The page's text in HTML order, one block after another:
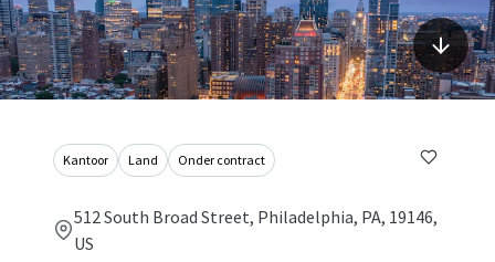
Kantoor Land Onder contract
512 South Broad Street, Philadelphia, PA, 19146,
US